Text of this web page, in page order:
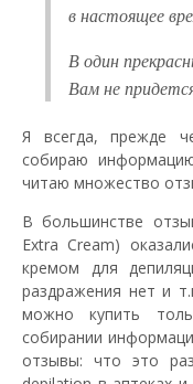
в настоящее
В один
Вам не
Я всегда, прежде
собираю
читаю множество
В большинстве
Extra Cream)
кремом для
раздражения нет и
можно купить
собирании
отзывы: что это